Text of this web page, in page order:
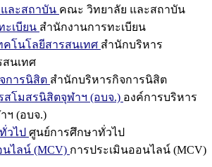
ละสถาบัน คณะ วิทยาลัย และสถาบัน
ะเบียน สำนักงานการทะเบียน
คโนโลยีสารสนเทศ สำนักบริหาร
สนเทศ
การนิสิต สำนักบริหารกิจการนิสิต
สโมสรนิสิตจุฬาฯ (อบจ.) องค์การบริหาร
ฯ (อบจ.)
วไป ศูนย์การศึกษาทั่วไป
ไลน์ (MCV) การประเมินออนไลน์ (MCV)